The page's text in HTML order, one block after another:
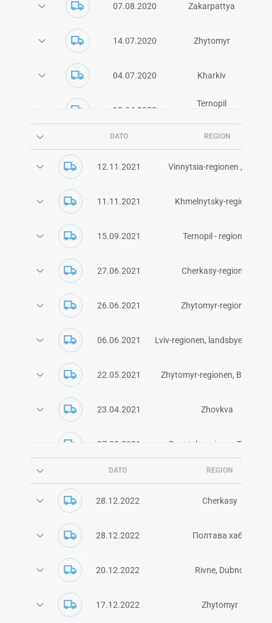
07.08.2020 Zakarpattya
14.07.2020 Zhytomyr
04.07.2020 Kharkiv
18.04.2020
Ternopil
Cherkasy
Donetsk
Ternopil
Dnepropetrovsk
Kyiv
Kharkiv
* klik på pilen for at se flere oplysninger
DATO REGION
12.11.2021 Vinnytsia-regionen ,Turbiv
11.11.2021 Khmelnytsky-regionen
15.09.2021 Ternopil - regionen
27.06.2021 Cherkasy-regionen
26.06.2021 Zhytomyr-regionen
06.06.2021 Lviv-regionen, landsbyen
22.05.2021 Zhytomyr-regionen,
23.04.2021 Zhovkva
27.02.2021 Donetsk-regionen Toretsk
Zaporizhia
Cherkasy-regionen
* klik på pilen for at se flere oplysninger
DATO REGION
28.12.2022 Cherkasy
28.12.2022 Полтава хаб*
20.12.2022 Rivne, Dubno
17.12.2022 Zhytomyr